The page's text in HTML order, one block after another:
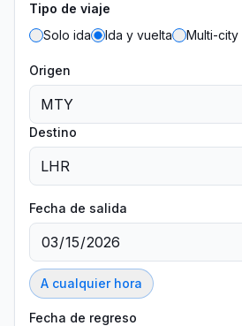
Tipo de viaje
Solo ida
Ida y vuelta Multi-city
Origen
Destino
Fecha de salida
A cualquier hora
Fecha de regreso